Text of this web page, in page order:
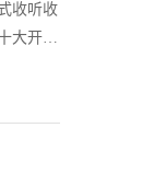
收听收
大开幕
生食